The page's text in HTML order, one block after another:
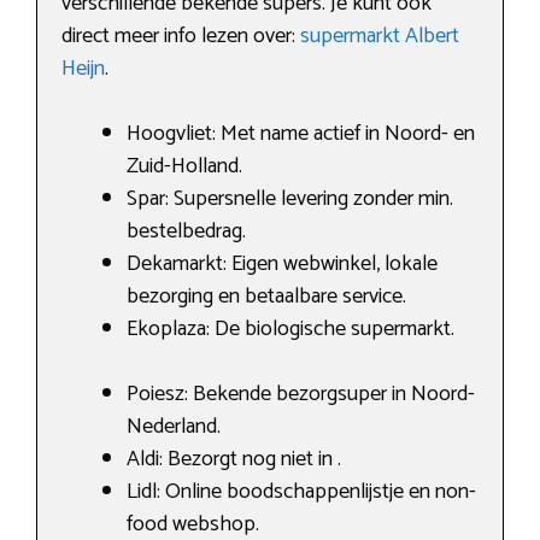
direct meer info lezen over:supermarkt Albert
Heijn.
Hoogvliet: Met name actief in Noord- en
Zuid-Holland.
Spar: Supersnelle levering zonder min.
bestelbedrag.
Dekamarkt: Eigen webwinkel, lokale
bezorging en betaalbare service.
Ekoplaza: De biologische supermarkt.
Poiesz: Bekende bezorgsuper in Noord-
Nederland.
Aldi: Bezorgt nog niet in .
Lidl: Online boodschappenlijstje en non-
food webshop.